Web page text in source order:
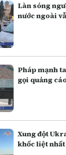
Làn sóng
nước ngoài
Pháp mạnh
gọi quảng
Xung đột
khốc liệt nhất